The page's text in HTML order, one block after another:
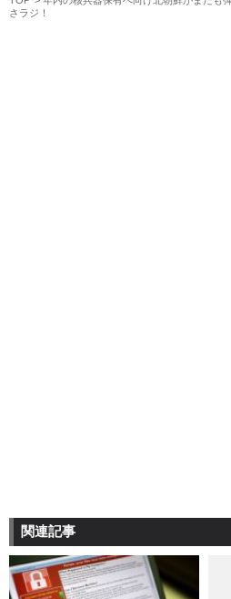
さラジ！
関連記事